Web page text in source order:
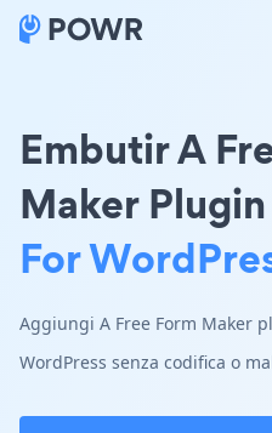
Embutir A
Maker Plugin
For
Aggiungi A Free Form Maker
WordPress senza codifica o